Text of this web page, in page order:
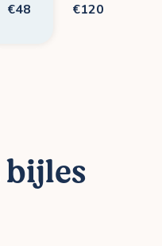
€48
€120